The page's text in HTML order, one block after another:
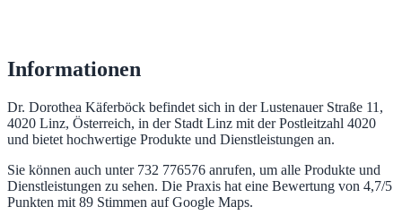
Informationen
Dr. Dorothea Käferböck befindet sich in der Lustenauer Straße 11,
4020 Linz, Österreich, in der Stadt Linz mit der Postleitzahl 4020
und bietet hochwertige Produkte und Dienstleistungen an.
Sie können auch unter 732 776576 anrufen, um alle Produkte und
Dienstleistungen zu sehen. Die Praxis hat eine Bewertung von 4,7/5
Punkten mit 89 Stimmen auf Google Maps.